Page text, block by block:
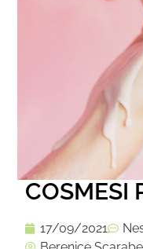
COSMESI
17/09/2021